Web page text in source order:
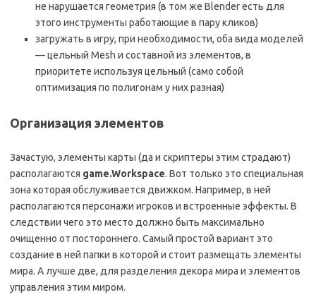
не нарушается геометрия (в том же Blender есть для
этого инструменты работающие в пару кликов)
загружать в игру, при необходимости, оба вида моделей
— цельный Mesh и составной из элементов, в
приоритете используя цельный (само собой
оптимизация по полигонам у них разная)
Организация элементов
Зачастую, элементы карты (да и скриптеры этим страдают)
располагаются game.Workspace. Вот только это специальная
зона которая обслуживается движком. Например, в ней
располагаются персонажи игроков и встроенные эффекты. В
следствии чего это место должно быть максимально
очищенно от постороннего. Самый простой вариант это
создание в ней папки в которой и стоит размещать элементы
мира. А лучше две, для разделения декора мира и элементов
управления этим миром.